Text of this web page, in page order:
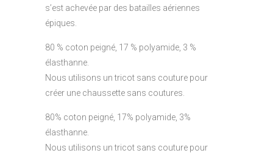
s’est achevée par des batailles aériennes
épiques.
80 % coton peigné, 17 % polyamide, 3 %
élasthanne.
Nous utilisons un tricot sans couture pour
créer une chaussette sans coutures.
80% coton peigné, 17% polyamide, 3%
élasthanne.
Nous utilisons un tricot sans couture pour